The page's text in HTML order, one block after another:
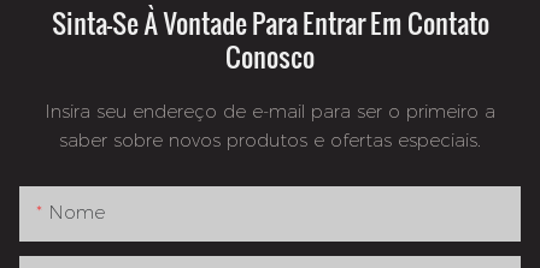
Sinta-Se À Vontade Para Entrar Em Contato
Conosco
Insira seu endereço de e-mail para ser o primeiro a
saber sobre novos produtos e ofertas especiais.
Nome